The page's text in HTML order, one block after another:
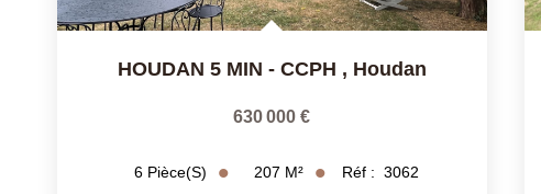
HOUDAN 5 MIN - CCPH , Houdan
630 000 €
6 Pièce(s) 207 M² Réf : 3062